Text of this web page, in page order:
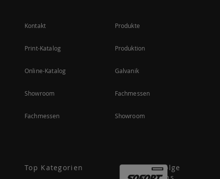
Kontakt
Print-Katalog
Online-Katalog
Showroom
Fachmessen
Produkte
Produktion
Galvanik
Fachmessen
Showroom
Top Kategorien
Folge